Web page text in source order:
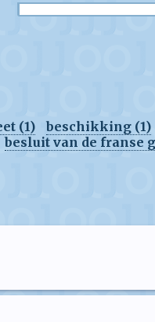
(1) beschikking (1)
besluit van de franse